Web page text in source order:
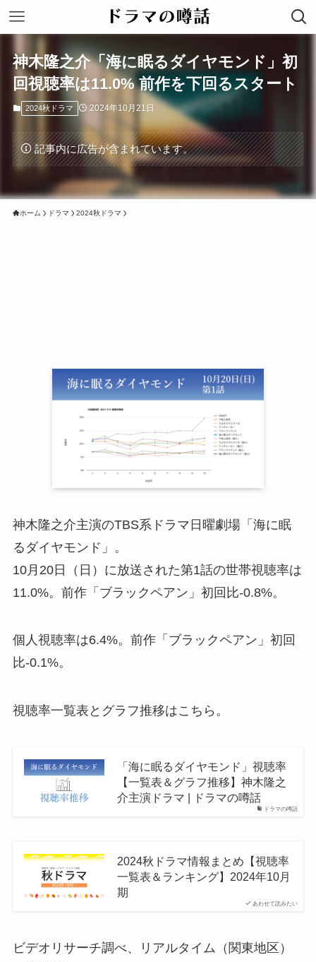
神木隆之介「海に眠るダイヤモンド」初
回視聴率は11.0% 前作を下回るスタート
2024秋ドラマ 2024年10月21日
記事内に広告が含まれています。
ホーム ドラマ 2024秋ドラマ
神木隆之介主演のTBS系ドラマ日曜劇場「海に眠
るダイヤモンド」。
10月20日（日）に放送された第1話の世帯視聴率は
11.0%。前作「ブラックペアン」初回比-0.8%。
個人視聴率は6.4%。前作「ブラックペアン」初回
比-0.1%。
視聴率一覧表とグラフ推移はこちら。
ドラマの噂話
「海に眠るダイヤモンド」視聴率
【一覧表＆グラフ推移】神木隆之
介主演ドラマ | ドラマの噂話
あわせて読みたい
2024秋ドラマ情報まとめ【視聴率
一覧表＆ランキング】2024年10月
期
ビデオリサーチ調べ、リアルタイム（関東地区）